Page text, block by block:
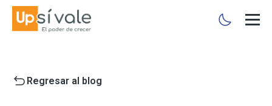
Regresar al blog